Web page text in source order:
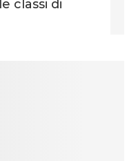
classi di